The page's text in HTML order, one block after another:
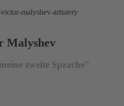
Malyshev
zweite Sprache"